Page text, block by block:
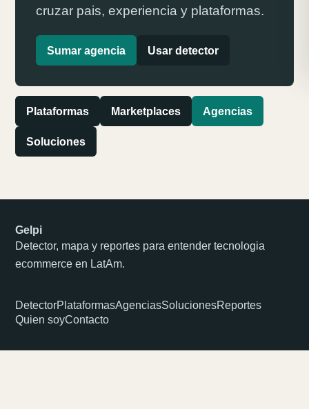
cruzar pais, experiencia y plataformas.
Sumar agencia Usar detector
Plataformas Marketplaces Agencias
Soluciones
Gelpi
Detector, mapa y reportes para entender tecnologia
ecommerce en LatAm.
DetectorPlataformasAgenciasSolucionesReportes
Quien soyContacto